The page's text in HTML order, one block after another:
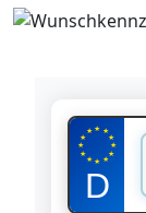
★ ★
★
★
★
★
★
★
★
★
★
★